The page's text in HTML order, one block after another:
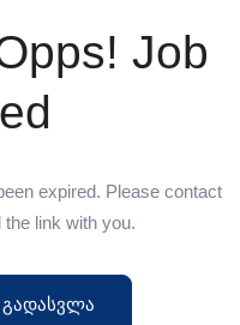
Job
expired. Please contact
link with you.